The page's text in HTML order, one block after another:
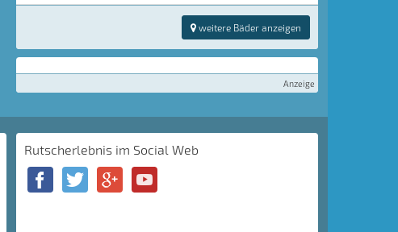
weitere Bäder anzeigen
Anzeige
Rutscherlebnis im Social Web